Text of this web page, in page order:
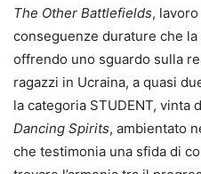
The Other Battlefields,
conseguenze durature che
offrendo uno sguardo sulla
ragazzi in Ucraina, a quasi
la categoria STUDENT, vinta
Dancing Spirits, ambientato
che testimonia una sfida di